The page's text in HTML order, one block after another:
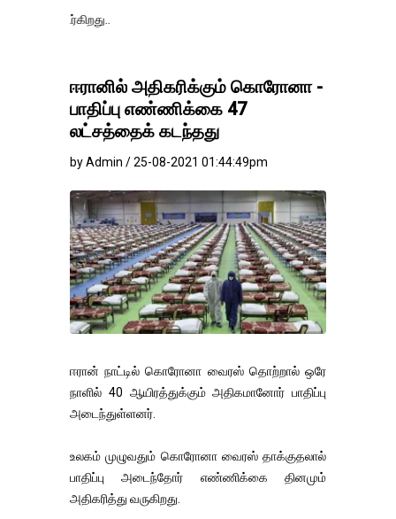
ஈரானில் அதிகரிக்கும் கொரோனா -
பாதிப்பு எண்ணிக்கை 47
லட்சத்தைக் கடந்தது
by Admin / 25-08-2021 01:44:49pm
ஈரான் நாட்டில் கொரோனா வைரஸ் தொற்றால் ஒரே
நாளில் 40 ஆயிரத்துக்கும் அதிகமானோர் பாதிப்பு
அடைந்துள்ளனர்.
உலகம் முழுவதும் கொரோனா வைரஸ் தாக்குதலால்
பாதிப்பு அடைந்தோர் எண்ணிக்கை தினமும்
அதிகரித்து வருகிறது.